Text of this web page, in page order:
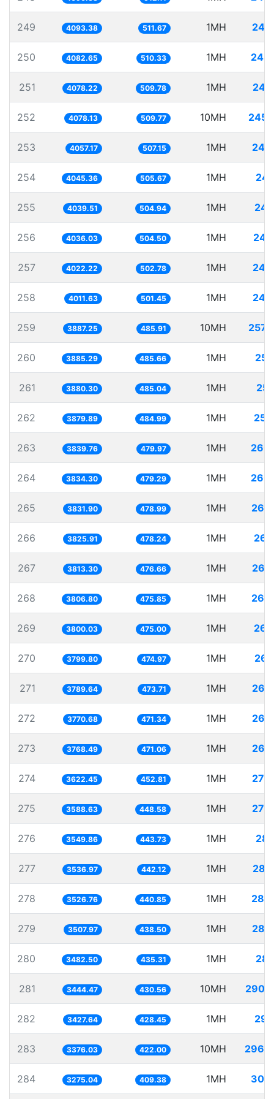
249 4093.38 511.67 1MH
250 4082.65 510.33 1MH
251 4078.22 509.78 1MH
252 4078.13 509.77 10MH
253 4057.17 507.15 1MH
254 4045.36 505.67 1MH
255 4039.51 504.94 1MH
256 4036.03 504.50 1MH
257 4022.22 502.78 1MH
258 4011.63 501.45 1MH
259 3887.25 485.91 10MH
260 3885.29 485.66 1MH
261 3880.30 485.04 1MH
262 3879.89 484.99 1MH
263 3839.76 479.97 1MH
264 3834.30 479.29 1MH
265 3831.90 478.99 1MH
266 3825.91 478.24 1MH
267 3813.30 476.66 1MH
268 3806.80 475.85 1MH
269 3800.03 475.00 1MH
270 3799.80 474.97 1MH
271 3789.64 473.71 1MH
272 3770.68 471.34 1MH
273 3768.49 471.06 1MH
274 3622.45 452.81 1MH
275 3588.63 448.58 1MH
276 3549.86 443.73 1MH
277 3536.97 442.12 1MH
278 3526.76 440.85 1MH
279 3507.97 438.50 1MH
280 3482.50 435.31 1MH
281 3444.47 430.56 10MH
282 3427.64 428.45 1MH
283 3376.03 422.00 10MH
284 3275.04 409.38 1MH